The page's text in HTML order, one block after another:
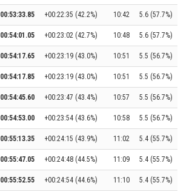
00:53:33.85 +00:22:35 (42.2%) 10:42 5.6 (57.7%)
00:54:01.05 +00:23:02 (42.7%) 10:48 5.6 (57.7%)
00:54:17.65 +00:23:19 (43.0%) 10:51 5.5 (56.7%)
00:54:17.85 +00:23:19 (43.0%) 10:51 5.5 (56.7%)
00:54:45.60 +00:23:47 (43.4%) 10:57 5.5 (56.7%)
00:54:53.00 +00:23:54 (43.6%) 10:58 5.5 (56.7%)
00:55:13.35 +00:24:15 (43.9%) 11:02 5.4 (55.7%)
00:55:47.05 +00:24:48 (44.5%) 11:09 5.4 (55.7%)
00:55:52.55 +00:24:54 (44.6%) 11:10 5.4 (55.7%)